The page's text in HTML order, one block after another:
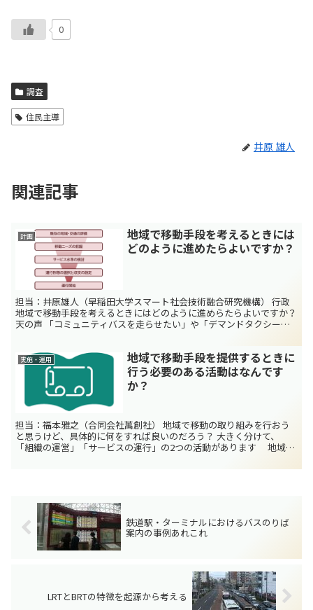
0
調査
住民主導
井原 雄人
関連記事
計画
地域で移動手段を考えるときには
どのように進めたらよいですか？
担当：井原雄人（早稲田大学スマート社会技術融合研究機構） 行政
地域で移動手段を考えるときにはどのように進めらたらよいですか？
天の声 「コミュニティバスを走らせたい」や「デマンドタクシーを
実施・運用
地域で移動手段を提供するときに
行う必要のある活動はなんです
か？
担当：福本雅之（合同会社萬創社） 地域で移動の取り組みを行おう
と思うけど、具体的に何をすれば良いのだろう？ 大きく分けて、
「組織の運営」「サービスの運行」の2つの活動があります 地域で
鉄道駅・ターミナルにおけるバスのりば
案内の事例あれこれ
LRTとBRTの特徴を起源から考える